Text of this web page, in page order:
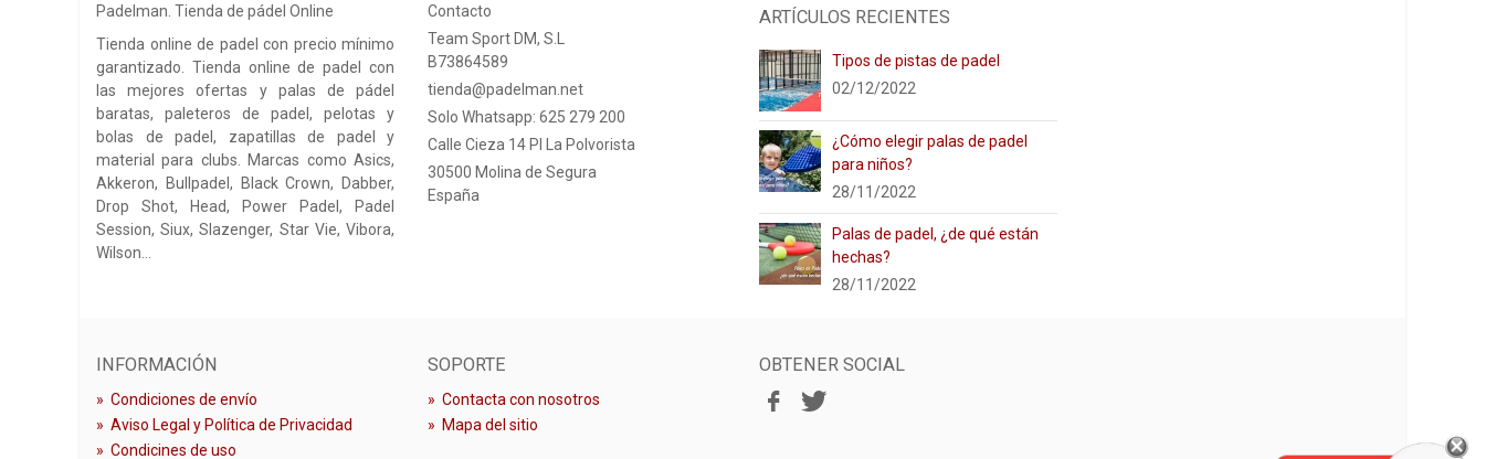
Padelman. Tienda de pádel Online
Tienda online de padel con precio mínimo
garantizado. Tienda online de padel con
las mejores ofertas y palas de pádel
baratas, paleteros de padel, pelotas y
bolas de padel, zapatillas de padel y
material para clubs. Marcas como Asics,
Akkeron, Bullpadel, Black Crown, Dabber,
Drop Shot, Head, Power Padel, Padel
Session, Siux, Slazenger, Star Vie, Vibora,
Wilson…
Contacto
Team Sport DM, S.L
B73864589
tienda@padelman.net
Solo Whatsapp: 625 279 200
Calle Cieza 14 PI La Polvorista
30500 Molina de Segura
España
ARTÍCULOS RECIENTES
Tipos de pistas de padel
02/12/2022
¿Cómo elegir palas de padel
para niños?
28/11/2022
Palas de padel, ¿de qué están
hechas?
28/11/2022
INFORMACIÓN
» Condiciones de envío
» Aviso Legal y Política de Privacidad
» Condicines de uso
SOPORTE
» Contacta con nosotros
» Mapa del sitio
OBTENER SOCIAL